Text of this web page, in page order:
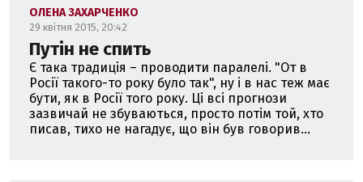
ОЛЕНА ЗАХАРЧЕНКО
29 квітня 2015, 20:42
Путін не спить
Є така традиція – проводити паралелі. "От в
Росії такого-то року було так", ну і в нас теж має
бути, як в Росії того року. Ці всі прогнози
зазвичай не збуваються, просто потім той, хто
писав, тихо не нагадує, що він був говорив...